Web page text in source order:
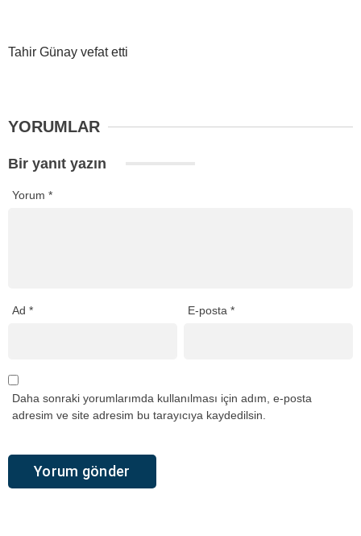
Tahir Günay vefat etti
YORUMLAR
Bir yanıt yazın
Yorum *
Ad * E-posta*
Daha sonraki yorumlarımda kullanılması için adım, e-posta
adresim ve site adresim bu tarayıcıya kaydedilsin.